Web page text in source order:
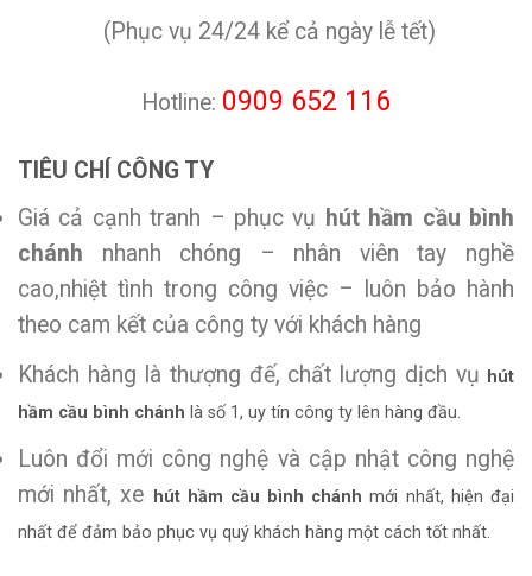
(Phục vụ 24/24 kể cả ngày lễ tết)
Hotline: 0909 652 116
TIÊU CHÍ CÔNG TY
Giá cả cạnh tranh – phục vụ hút hầm cầu bình
chánh nhanh chóng – nhân viên tay nghề
cao,nhiệt tình trong công việc – luôn bảo hành
theo cam kết của công ty với khách hàng
Khách hàng là thượng đế, chất lượng dịch vụ hút
hầm cầu bình chánh là số 1, uy tín công ty lên hàng đầu.
Luôn đổi mới công nghệ và cập nhật công nghệ
mới nhất, xe
hút hầm cầu bình chánh mới nhất, hiện đại
nhất để đảm bảo phục vụ quý khách hàng một cách tốt nhất.